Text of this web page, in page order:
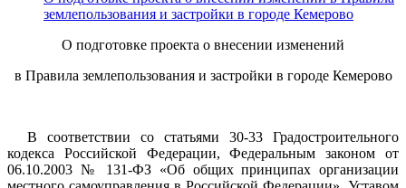
землепользования и застройки в городе Кемерово
О подготовке проекта о внесении изменений
в Правила землепользования и застройки в городе Кемерово
В соответствии со статьями 30-33 Градостроительного
кодекса Российской Федерации, Федеральным законом от
06.10.2003 № 131-ФЗ «Об общих принципах организации